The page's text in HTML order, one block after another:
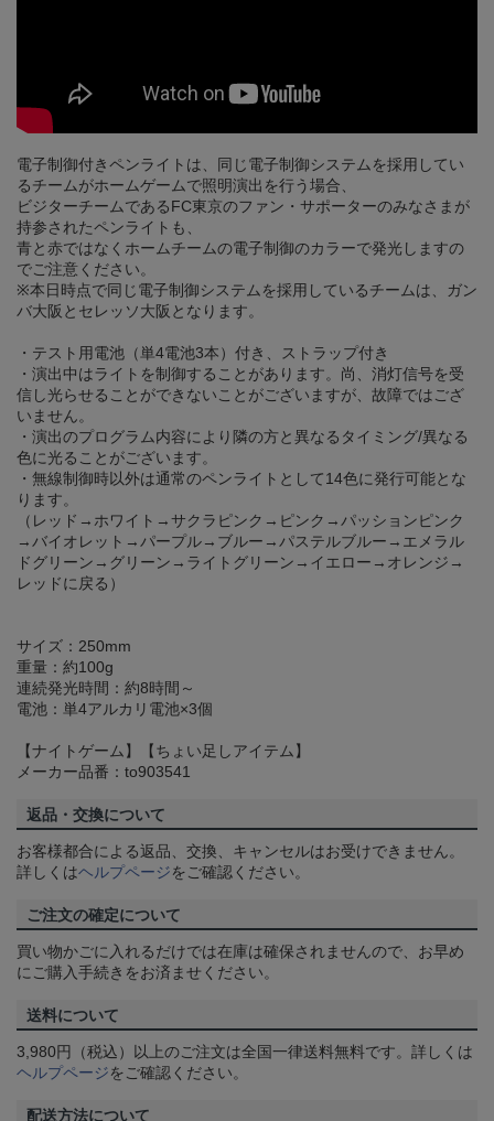
電子制御付きペンライトは、同じ電子制御システムを採用してい
るチームがホームゲームで照明演出を行う場合、
ビジターチームであるFC東京のファン・サポーターのみなさまが
持参されたペンライトも、
青と赤ではなくホームチームの電子制御のカラーで発光しますの
でご注意ください。
※本日時点で同じ電子制御システムを採用しているチームは、ガン
バ大阪とセレッソ大阪となります。
・テスト用電池（単4電池3本）付き、ストラップ付き
・演出中はライトを制御することがあります。尚、消灯信号を受
信し光らせることができないことがございますが、故障ではござ
いません。
・演出のプログラム内容により隣の方と異なるタイミング/異なる
色に光ることがございます。
・無線制御時以外は通常のペンライトとして14色に発行可能とな
ります。
（レッド→ホワイト→サクラピンク→ピンク→パッションピンク
→バイオレット→パープル→ブルー→パステルブルー→エメラル
ドグリーン→グリーン→ライトグリーン→イエロー→オレンジ→
レッドに戻る）
サイズ：250mm
重量：約100g
連続発光時間：約8時間～
電池：単4アルカリ電池×3個
【ナイトゲーム】【ちょい足しアイテム】
メーカー品番：to903541
返品・交換について
お客様都合による返品、交換、キャンセルはお受けできません。
詳しくはヘルプページをご確認ください。
ご注文の確定について
買い物かごに入れるだけでは在庫は確保されませんので、お早め
にご購入手続きをお済ませください。
送料について
3,980円（税込）以上のご注文は全国一律送料無料です。詳しくは
ヘルプページをご確認ください。
配送方法について